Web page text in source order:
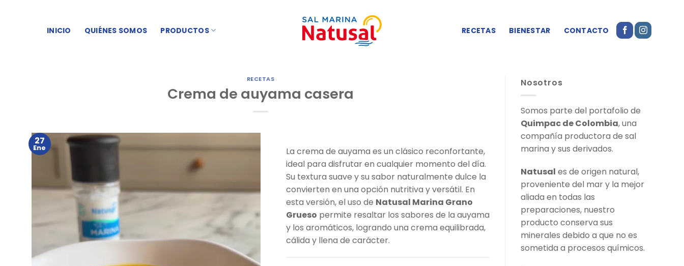
INICIO QUIÉNES SOMOS PRODUCTOS RECETAS BIENESTAR CONTACTO
RECETAS
Crema de auyama casera
27
Ene
La crema de auyama es un clásico reconfortante,
ideal para disfrutar en cualquier momento del día.
Su textura suave y su sabor naturalmente dulce la
convierten en una opción nutritiva y versátil. En
esta versión, el uso de Natusal Marina Grano
Grueso permite resaltar los sabores de la auyama
y los aromáticos, logrando una crema equilibrada,
cálida y llena de carácter.
Nosotros
Somos parte del portafolio de
Quimpac de Colombia, una
compañía productora de sal
marina y sus derivados.
Natusal es de origen natural,
proveniente del mar y la mejor
aliada en todas las
preparaciones, nuestro
producto conserva sus
minerales debido a que no es
sometida a procesos químicos.